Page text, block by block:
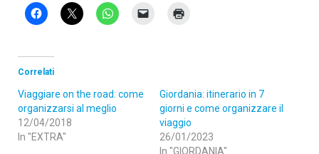
Correlati
Viaggiare on the road: come
organizzarsi al meglio
12/04/2018
In "EXTRA"
Giordania: itinerario in 7
giorni e come organizzare il
viaggio
26/01/2023
In "GIORDANIA"